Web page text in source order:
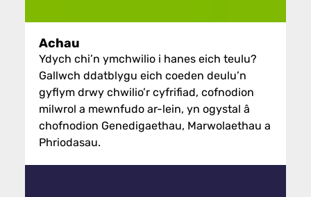
Achau
Ydych chi’n ymchwilio i hanes eich teulu?
Gallwch ddatblygu eich coeden deulu’n
gyflym drwy chwilio’r cyfrifiad, cofnodion
milwrol a mewnfudo ar-lein, yn ogystal â
chofnodion Genedigaethau, Marwolaethau a
Phriodasau.